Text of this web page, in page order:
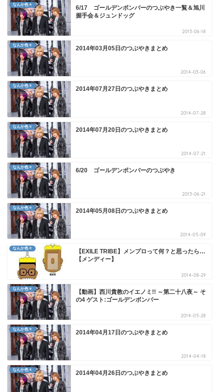
なんか色々
6/17 ゴールデンボンバーのつぶやき一覧＆旭川
握手会＆ジュンドッグ
2013-06-18
なんか色々 2014年03月05日のつぶやきまとめ
2014-03-06
なんか色々 2014年07月27日のつぶやきまとめ
2014-07-28
なんか色々 2014年07月20日のつぶやきまとめ
2014-07-21
なんか色々 6/20 ゴールデンボンバーのつぶやき
2013-06-21
なんか色々 2014年05月08日のつぶやきまとめ
2014-05-09
なんか色々
【EXILE TRIBE】メンプロって何？と思ったら…
【メンディー】
2014-08-29
なんか色々
【動画】西川貴教のイエノミ!! ～第二十八夜～ そ
の4 ゲスト:ゴールデンボンバー
2014-05-28
なんか色々 2014年04月17日のつぶやきまとめ
2014-04-18
なんか色々 2014年04月26日のつぶやきまとめ